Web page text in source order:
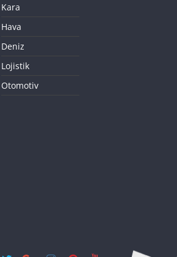
Kara
Hava
Deniz
Lojistik
Otomotiv